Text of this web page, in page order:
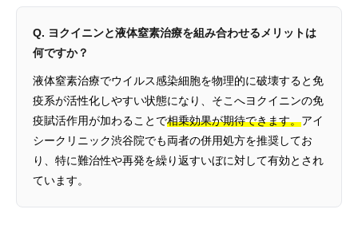
Q. ヨクイニンと液体窒素治療を組み合わせるメリットは
何ですか？
液体窒素治療でウイルス感染細胞を物理的に破壊すると免
疫系が活性化しやすい状態になり、そこへヨクイニンの免
疫賦活作用が加わることで相乗効果が期待できます。アイ
シークリニック渋谷院でも両者の併用処方を推奨してお
り、特に難治性や再発を繰り返すいぼに対して有効とされ
ています。